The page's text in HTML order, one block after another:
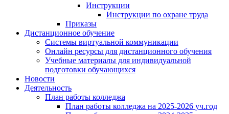
Инструкции
Инструкции по охране труда
Приказы
Дистанционное обучение
Системы виртуальной коммуникации
Онлайн ресурсы для дистанционного обучения
Учебные материалы для индивидуальной
подготовки обучающихся
Новости
Деятельность
План работы колледжа
План работы колледжа на 2025-2026 уч.год